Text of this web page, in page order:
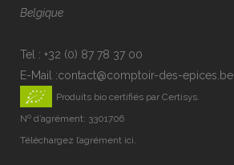
Belgique
Tel : +32 (0) 87 78 37 00
E-Mail :contact@comptoir-des-epices.be
Produits bio certifiés par Certisys.
Nº d’agrément: 3301706
Téléchargez l’agrément ici.